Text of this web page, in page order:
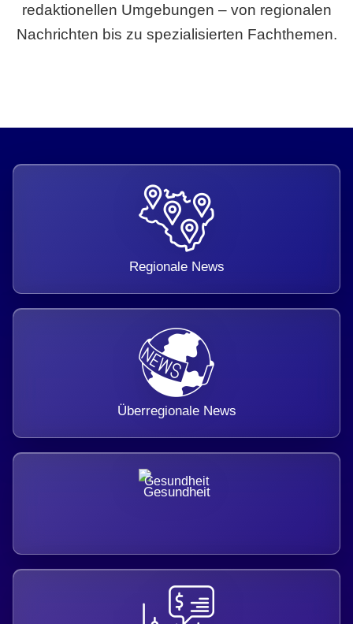
redaktionellen Umgebungen – von regionalen
Nachrichten bis zu spezialisierten Fachthemen.
Regionale News
Überregionale News
Gesundheit